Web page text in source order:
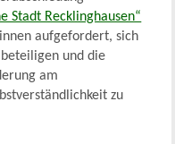
Stadt Recklinghausen“
aufgefordert, sich
und die
am
zu